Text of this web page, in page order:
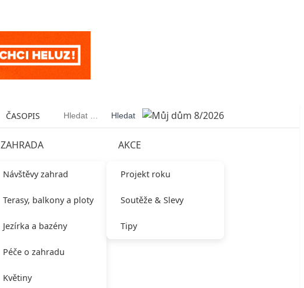
ČASOPIS Vyhledávání
ZAHRADA
Návštěvy zahrad
Terasy, balkony a ploty
Jezírka a bazény
Péče o zahradu
Květiny
AKCE
Projekt roku
Soutěže & Slevy
Tipy